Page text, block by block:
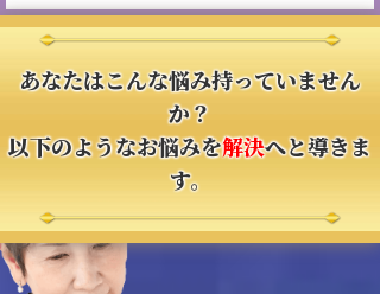
あなたはこんな悩み持っていません
か？
以下のようなお悩みを解決へと導きま
す。